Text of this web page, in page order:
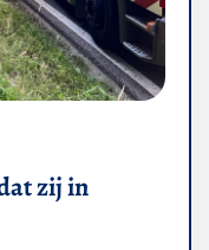
zij in